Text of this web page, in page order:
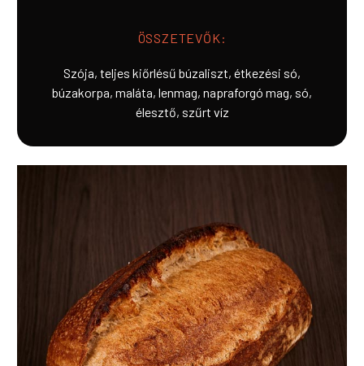
ÖSSZETEVŐK:
Szója, teljes kiőrlésű búzaliszt, étkezési só,
búzakorpa, maláta, lenmag, napraforgó mag, só,
élesztő, szűrt víz